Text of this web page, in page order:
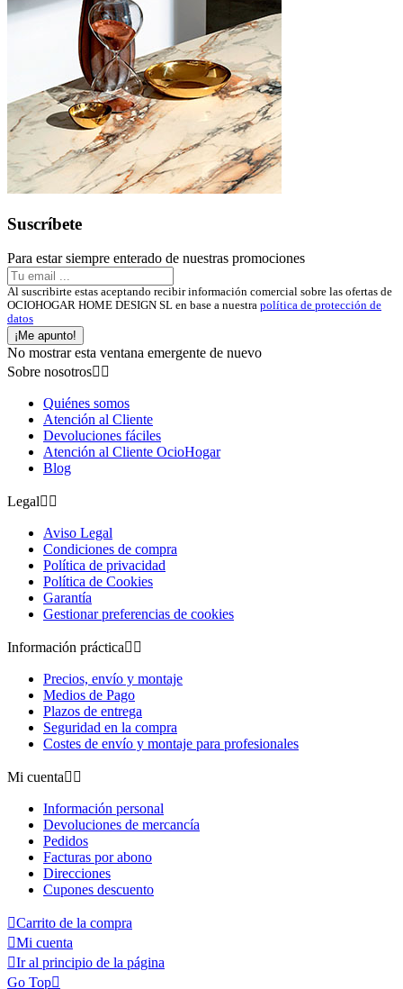
Suscríbete
Para estar siempre enterado de nuestras promociones
Al suscribirte estas aceptando recibir información comercial sobre las ofertas de
OCIOHOGAR HOME DESIGN SL en base a nuestra política de protección de
datos
¡Me apunto!
No mostrar esta ventana emergente de nuevo
Sobre nosotros 
Quiénes somos
Atención al Cliente
Devoluciones fáciles
Atención al Cliente OcioHogar
Blog
Legal 
Aviso Legal
Condiciones de compra
Política de privacidad
Política de Cookies
Garantía
Gestionar preferencias de cookies
Información práctica 
Precios, envío y montaje
Medios de Pago
Plazos de entrega
Seguridad en la compra
Costes de envío y montaje para profesionales
Mi cuenta 
Información personal
Devoluciones de mercancía
Pedidos
Facturas por abono
Direcciones
Cupones descuento
Carrito de la compra
Mi cuenta
Ir al principio de la página
Go Top